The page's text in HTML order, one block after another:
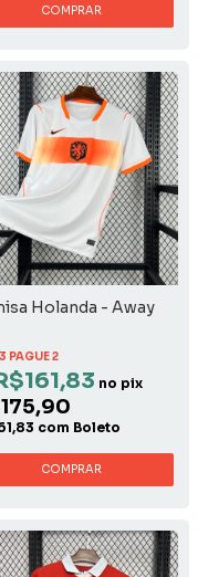
COMPRAR
Holanda - Away
PAGUE 2
no pix
com Boleto
COMPRAR